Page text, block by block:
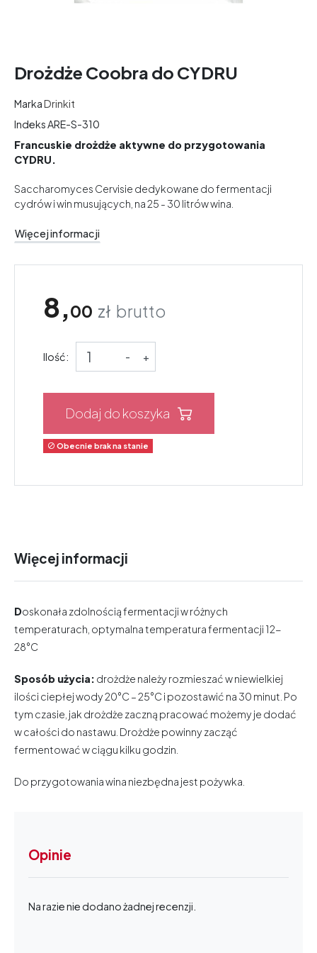
Drożdże Coobra do CYDRU
MarkaDrinkit
IndeksARE-S-310
Francuskie drożdże aktywne do przygotowania
CYDRU.
Saccharomyces Cervisie dedykowane do fermentacji
cydrów i win musujących, na 25 - 30 litrów wina.
Więcej informacji
8,00 zł brutto
Ilość: - +
Dodaj do koszyka
 Obecnie brak na stanie
Więcej informacji
Doskonała zdolnością fermentacji w różnych
temperaturach, optymalna temperatura fermentacji 12-
28°C
Sposób użycia: drożdże należy rozmieszać w niewielkiej
ilości ciepłej wody 20°C – 25°C i pozostawić na 30 minut. Po
tym czasie, jak drożdże zaczną pracować możemy je dodać
w całości do nastawu. Drożdże powinny zacząć
fermentować w ciągu kilku godzin.
Do przygotowania wina niezbędna jest pożywka.
Opinie
Na razie nie dodano żadnej recenzji.